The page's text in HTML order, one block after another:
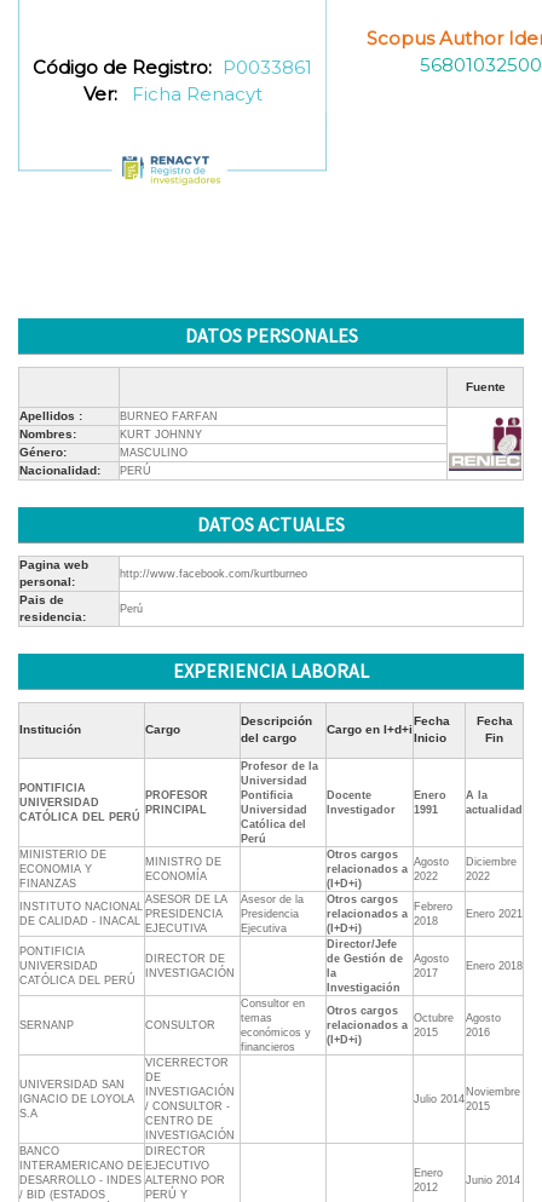
Código de Registro: P0033861
Ver:
Ficha Renacyt
Scopus Author
56801032500
DATOS PERSONALES
Fuente
Apellidos : BURNEO FARFAN
Nombres: KURT JOHNNY
Género: MASCULINO
Nacionalidad: PERÚ
DATOS ACTUALES
Pagina web
personal:
http://www.facebook.com/kurtburneo
Pais de
residencia:
Perú
EXPERIENCIA LABORAL
Institución Cargo
Descripción
del cargo
Cargo en I+d+i
Fecha
Inicio
Fecha
Fin
PONTIFICIA
UNIVERSIDAD
CATÓLICA DEL PERÚ
PROFESOR
PRINCIPAL
Profesor de la
Universidad
Pontificia
Universidad
Católica del
Perú
Docente
Investigador
Enero
1991
A la
actualidad
MINISTERIO DE
ECONOMIA Y
FINANZAS
MINISTRO DE
ECONOMÍA
Otros cargos
relacionados a
(I+D+i)
Agosto
2022
Diciembre
2022
INSTITUTO NACIONAL
DE CALIDAD - INACAL
ASESOR DE LA
PRESIDENCIA
EJECUTIVA
Asesor de la
Presidencia
Ejecutiva
Otros cargos
relacionados a
(I+D+i)
Febrero
2018
Enero 2021
PONTIFICIA
UNIVERSIDAD
CATÓLICA DEL PERÚ
DIRECTOR DE
INVESTIGACIÓN
Director/Jefe
de Gestión de
la
Investigación
Agosto
2017
Enero 2018
SERNANP CONSULTOR
Consultor en
temas
económicos y
financieros
Otros cargos
relacionados a
(I+D+i)
Octubre
2015
Agosto
2016
UNIVERSIDAD SAN
IGNACIO DE LOYOLA
S.A
VICERRECTOR
DE
INVESTIGACIÓN
/ CONSULTOR -
CENTRO DE
INVESTIGACIÓN
Julio 2014
Noviembre
2015
BANCO
INTERAMERICANO DE
DESARROLLO - INDES
/ BID (ESTADOS
DIRECTOR
EJECUTIVO
ALTERNO POR
PERÚ Y
Enero
2012
Junio 2014